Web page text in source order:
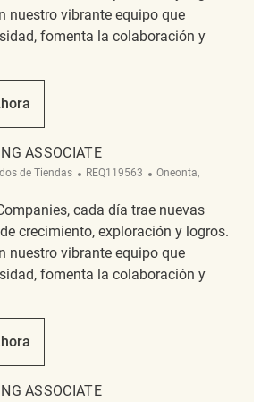
nuestro vibrante equipo que
fomenta la colaboración y
Associate REQ139187
Associate
ASSOCIATE
de Tiendas ReqId
REQ119563 Ubicación
Oneonta,
cada día trae nuevas
crecimiento, exploración y logros.
nuestro vibrante equipo que
fomenta la colaboración y
Associate REQ119563
Associate
ASSOCIATE